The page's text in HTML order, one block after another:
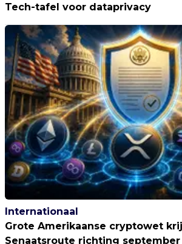
Tech-tafel voor dataprivacy
Internationaal
Grote Amerikaanse cryptowet
Senaatsroute richting september